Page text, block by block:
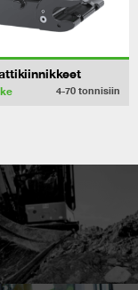
4-70 tonnisiin